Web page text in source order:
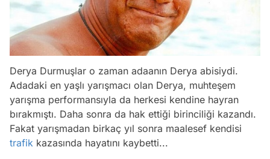
Derya Durmuşlar o zaman adaanın Derya abisiydi.
Adadaki en yaşlı yarışmacı olan Derya, muhteşem
yarışma performansıyla da herkesi kendine hayran
bırakmıştı. Daha sonra da hak ettiği birinciliği kazandı.
Fakat yarışmadan birkaç yıl sonra maalesef kendisi
trafik kazasında hayatını kaybetti...